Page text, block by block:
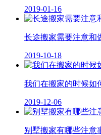
2019-01-16
长途搬家需要注意和
2019-10-18
我们在搬家的时候如
2019-12-06
别墅搬家有哪些注意